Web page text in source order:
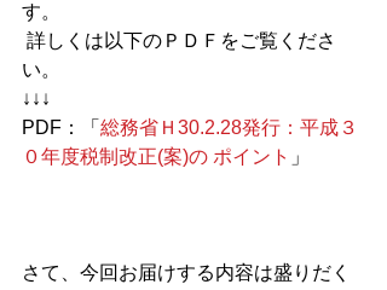
す。
い。
↓↓↓
PDF：「 総務省Ｈ30.2.28発行：平成３
０年度税制改正(案)の ポイント 」
さて、今回お届けする内容は盛りだく